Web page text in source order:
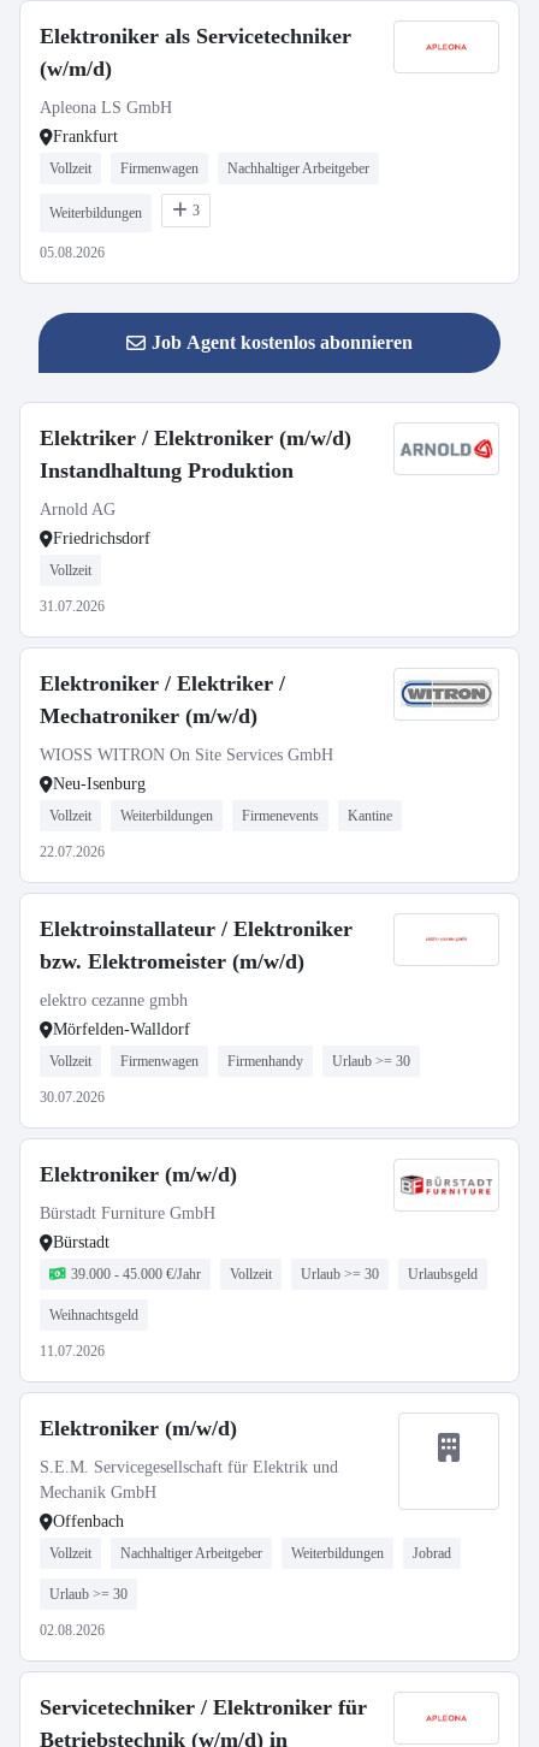
Elektroniker als Servicetechniker
(w/m/d)
Apleona LS GmbH
Frankfurt
Vollzeit Firmenwagen Nachhaltiger Arbeitgeber
Weiterbildungen 3
05.08.2026
Job Agent kostenlos abonnieren
Elektriker / Elektroniker (m/w/d)
Instandhaltung Produktion
Arnold AG
Friedrichsdorf
Vollzeit
31.07.2026
Elektroniker / Elektriker /
Mechatroniker (m/w/d)
WIOSS WITRON On Site Services GmbH
Neu-Isenburg
Vollzeit Weiterbildungen Firmenevents Kantine
22.07.2026
Elektroinstallateur / Elektroniker
bzw. Elektromeister (m/w/d)
elektro cezanne gmbh
Mörfelden-Walldorf
Vollzeit Firmenwagen Firmenhandy Urlaub >= 30
30.07.2026
Elektroniker (m/w/d)
Bürstadt Furniture GmbH
Bürstadt
39.000 - 45.000 €/Jahr Vollzeit Urlaub >= 30 Urlaubsgeld
Weihnachtsgeld
11.07.2026
Elektroniker (m/w/d)
S.E.M. Servicegesellschaft für Elektrik und
Mechanik GmbH
Offenbach
Vollzeit Nachhaltiger Arbeitgeber Weiterbildungen Jobrad
Urlaub >= 30
02.08.2026
Servicetechniker / Elektroniker für
Betriebstechnik (w/m/d) in